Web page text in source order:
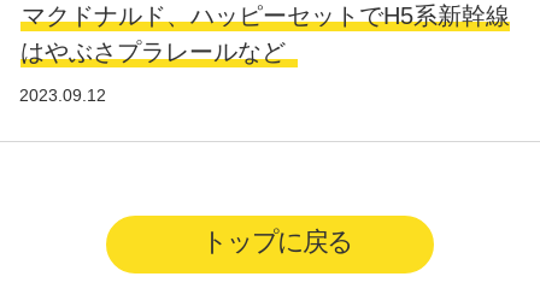
マクドナルド、ハッピーセットでH5系新幹線
はやぶさプラレールなど
2023.09.12
トップに戻る